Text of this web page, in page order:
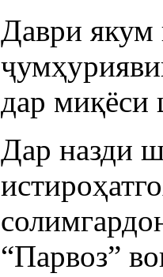
Даври
дар миқёси
Дар назди
“Парвоз”